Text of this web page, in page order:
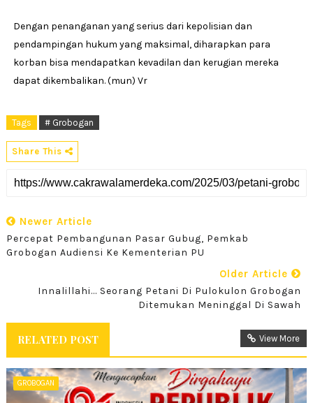
Dengan penanganan yang serius dari kepolisian dan
pendampingan hukum yang maksimal, diharapkan para
korban bisa mendapatkan kevadilan dan kerugian mereka
dapat dikembalikan. (mun) Vr
Tags # Grobogan
Share This
Newer Article
Percepat Pembangunan Pasar Gubug, Pemkab
Grobogan Audiensi Ke Kementerian PU
Older Article
Innalillahi... Seorang Petani Di Pulokulon Grobogan
Ditemukan Meninggal Di Sawah
RELATED POST View More
GROBOGAN